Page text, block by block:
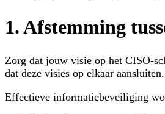
1. Afstemming
Zorg dat jouw visie op het CISO-
dat deze visies op elkaar
Effectieve informatiebeveiliging